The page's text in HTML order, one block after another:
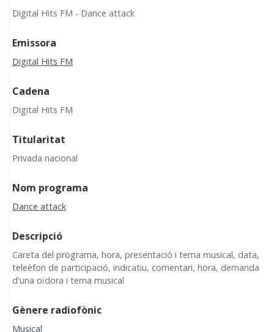
Digital Hits FM - Dance attack
Emissora
Digital Hits FM
Cadena
Digital Hits FM
Titularitat
Privada nacional
Nom programa
Dance attack
Descripció
Careta del programa, hora, presentació i tema musical, data,
teleèfon de participació, indicatiu, comentari, hora, demanda
d'una oïdora i tema musical
Gènere radiofònic
Musical